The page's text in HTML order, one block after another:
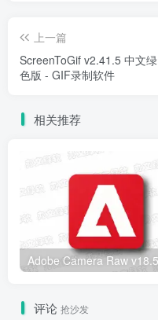
上一篇
ScreenToGif v2.41.5 中文绿
色版 - GIF录制软件
相关推荐
评论 抢沙发